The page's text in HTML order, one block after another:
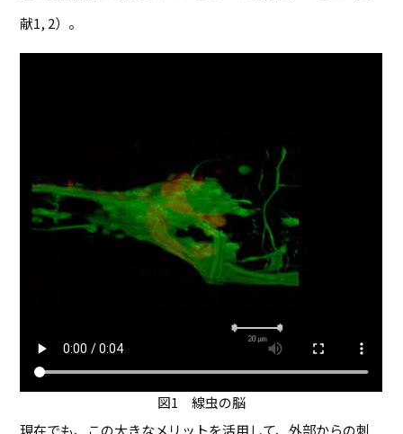
献1, 2）。
図1 線虫の脳
現在でも、この大きなメリットを活用して、外部からの刺